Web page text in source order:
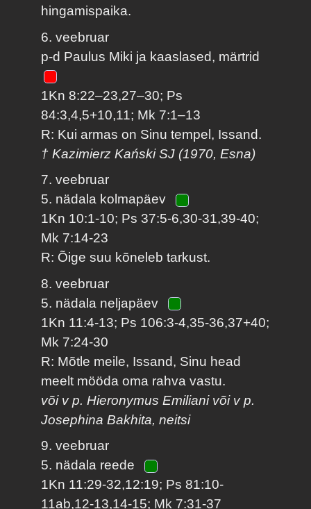
hingamispaika.
6. veebruar
p-d Paulus Miki ja kaaslased, märtrid
1Kn 8:22–23,27–30; Ps
84:3,4,5+10,11; Mk 7:1–13
R: Kui armas on Sinu tempel, Issand.
† Kazimierz Kański SJ (1970, Esna)
7. veebruar
5. nädala kolmapäev
1Kn 10:1-10; Ps 37:5-6,30-31,39-40;
Mk 7:14-23
R: Õige suu kõneleb tarkust.
8. veebruar
5. nädala neljapäev
1Kn 11:4-13; Ps 106:3-4,35-36,37+40;
Mk 7:24-30
R: Mõtle meile, Issand, Sinu head
meelt mööda oma rahva vastu.
või v p. Hieronymus Emiliani või v p.
Josephina Bakhita, neitsi
9. veebruar
5. nädala reede
1Kn 11:29-32,12:19; Ps 81:10-
11ab,12-13,14-15; Mk 7:31-37